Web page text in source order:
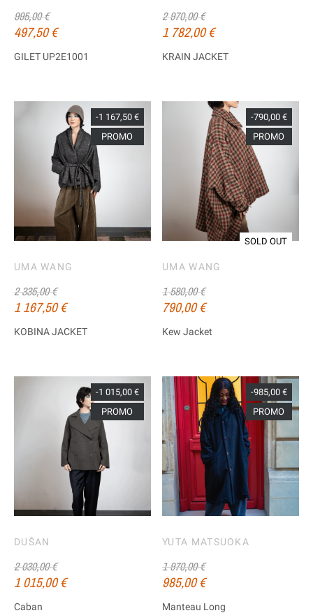
995,00 €
497,50 €
GILET UP2E1001
2 970,00 €
1 782,00 €
KRAIN JACKET
-1 167,50 €
PROMO
UMA WANG
2 335,00 €
1 167,50 €
KOBINA JACKET
-790,00 €
PROMO
SOLD OUT
UMA WANG
1 580,00 €
790,00 €
Kew Jacket
-1 015,00 €
PROMO
DUŠAN
2 030,00 €
1 015,00 €
Caban
-985,00 €
PROMO
YUTA MATSUOKA
1 970,00 €
985,00 €
Manteau Long